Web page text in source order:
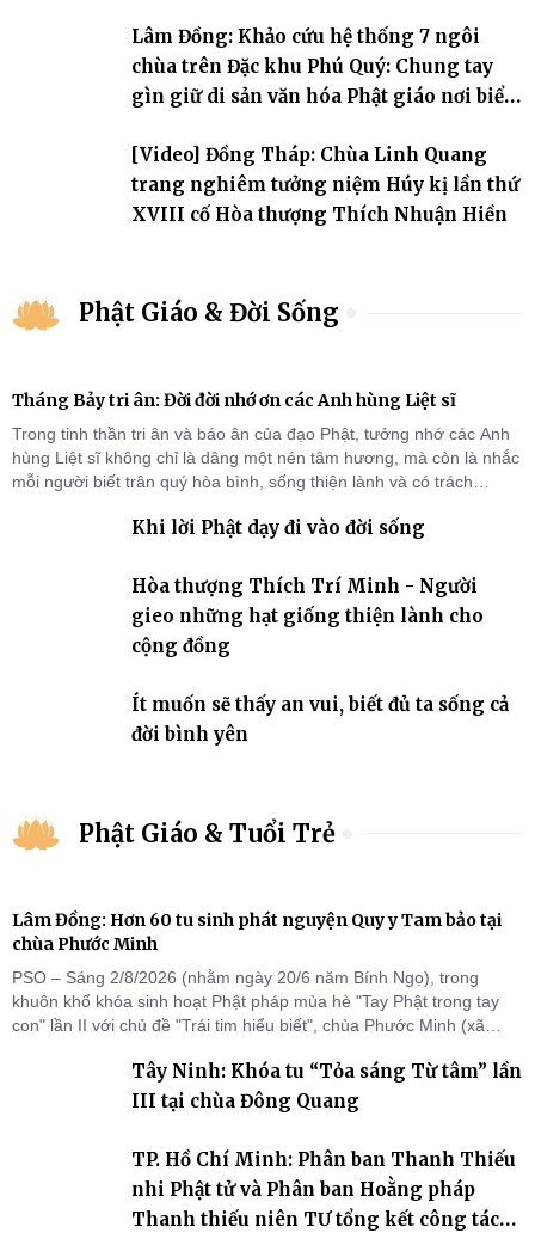
Lâm Đồng: Khảo cứu hệ thống 7 ngôi
chùa trên Đặc khu Phú Quý: Chung tay
gìn giữ di sản văn hóa Phật giáo nơi biển
[Video] Đồng Tháp: Chùa Linh Quang
trang nghiêm tưởng niệm Húy kị lần thứ
XVIII cố Hòa thượng Thích Nhuận Hiền
Phật Giáo & Đời Sống
Tháng Bảy tri ân: Đời đời nhớ ơn các Anh hùng Liệt sĩ
Trong tinh thần tri ân và báo ân của đạo Phật, tưởng nhớ các Anh
hùng Liệt sĩ không chỉ là dâng một nén tâm hương, mà còn là nhắc
mỗi người biết trân quý hòa bình, sống thiện lành và có trách
Khi lời Phật dạy đi vào đời sống
Hòa thượng Thích Trí Minh - Người
gieo những hạt giống thiện lành cho
cộng đồng
Ít muốn sẽ thấy an vui, biết đủ ta sống cả
đời bình yên
Phật Giáo & Tuổi Trẻ
Lâm Đồng: Hơn 60 tu sinh phát nguyện Quy y Tam bảo tại
chùa Phước Minh
PSO – Sáng 2/8/2026 (nhằm ngày 20/6 năm Bính Ngọ), trong
khuôn khổ khóa sinh hoạt Phật pháp mùa hè "Tay Phật trong tay
con" lần II với chủ đề "Trái tim hiểu biết", chùa Phước Minh (xã
cho hơn 60 tu sinh.Tây Ninh: Khóa tu “Tỏa sáng Từ tâm” lần
III tại chùa Đông Quang
TP. Hồ Chí Minh: Phân ban Thanh Thiếu
nhi Phật tử và Phân ban Hoằng pháp
Thanh thiếu niên TƯ tổng kết công tác